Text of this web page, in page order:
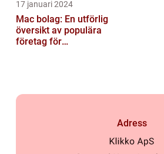
17 januari 2024
Mac bolag: En utförlig
översikt av populära
företag för
Adress